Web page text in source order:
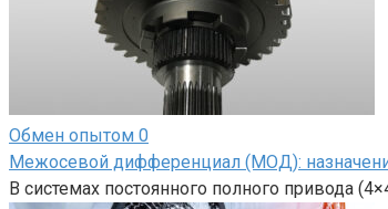
Обмен опытом 0
Межосевой дифференциал (МОД):
В системах постоянного полного привода